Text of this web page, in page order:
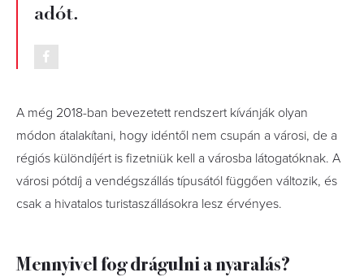
adót.
A még 2018-ban bevezetett rendszert kívánják olyan
módon átalakítani, hogy idéntől nem csupán a városi, de a
régiós különdíjért is fizetniük kell a városba látogatóknak. A
városi pótdíj a vendégszállás típusától függően változik, és
csak a hivatalos turistaszállásokra lesz érvényes.
Mennyivel fog drágulni a nyaralás?